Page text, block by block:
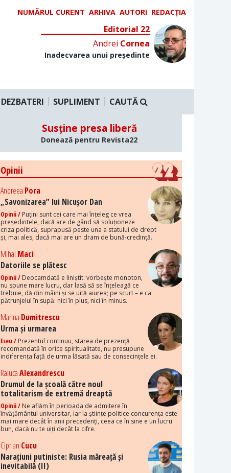
NUMĂRUL CURENT ARHIVA AUTORI REDACȚIA
Editorial 22
Andrei Cornea
Inadecvarea unui președinte
DEZBATERI SUPLIMENT CAUTĂ
Susține presa liberă
Donează pentru Revista22
Opinii
Andreea Pora
„Savonizarea” lui Nicușor Dan
Opinii / Puțini sunt cei care mai înțeleg ce vrea
președintele, dacă are de gând să soluționeze
criza politică, suprapusă peste una a statului de drept
și, mai ales, dacă mai are un dram de bună-credință.
Mihai Maci
Datoriile se plătesc
Opinii / Deocamdată e liniștit: vorbește monoton,
nu spune mare lucru, dar lasă să se înțeleagă ce
trebuie, dă din mâini și se uită aiurea; pe scurt – e ca
pătrunjelul în supă: nici în plus, nici în minus.
Marina Dumitrescu
Urma și urmarea
Eseu / Prezentul continuu, starea de prezență
recomandată în orice spiritualitate, nu presupune
indiferența față de urma lăsată sau de consecințele ei.
RalucaAlexandrescu
Drumul de la școală către noul
totalitarism de extremă dreaptă
Opinii / Ne aflăm în perioada de admitere în
învățământul universitar, iar la științe politice concurența este
mai mare decât în anii precedenți, ceea ce în sine e un lucru
bun, dacă nu te uiți decât la cifre.
Ciprian Cucu
Narațiuni putiniste: Rusia măreață și
inevitabilă (II)